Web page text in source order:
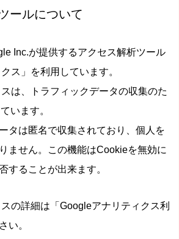
ールについて
Inc.が提供するアクセス解析ツール
ス」を利用しています。
は、トラフィックデータの収集のた
います。
タは匿名で収集されており、個人を
ません。この機能はCookieを無効に
することが出来ます。
の詳細は「Googleアナリティクス利
い。